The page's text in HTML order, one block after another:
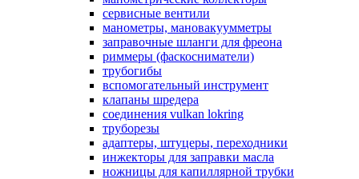
сервисные вентили
манометры, мановакуумметры
заправочные шланги для фреона
риммеры (фаскосниматели)
трубогибы
вспомогательный инструмент
клапаны шредера
соединения vulkan lokring
труборезы
адаптеры, штуцеры, переходники
инжекторы для заправки масла
ножницы для капиллярной трубки